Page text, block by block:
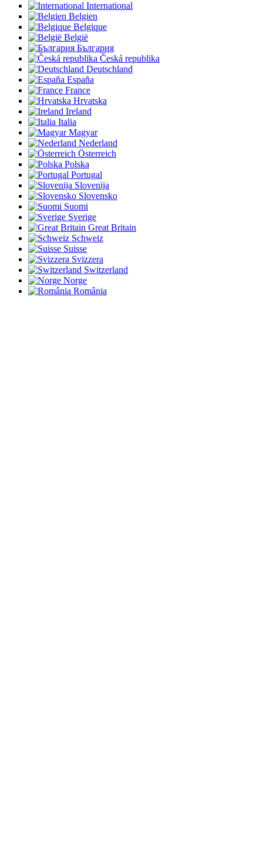
International
Belgien
Belgique
België
България
Česká republika
Deutschland
España
France
Hrvatska
Ireland
Italia
Magyar
Nederland
Österreich
Polska
Portugal
Slovenija
Slovensko
Suomi
Sverige
Great Britain
Schweiz
Suisse
Svizzera
Switzerland
Norge
România